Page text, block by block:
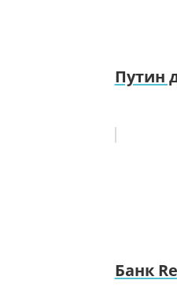
Путин
Банк